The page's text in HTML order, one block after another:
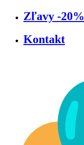
Zľavy -20%
Kontakt